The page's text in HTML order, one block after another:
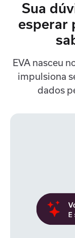
Sua
esperar
EVA nasceu
impulsiona
dados